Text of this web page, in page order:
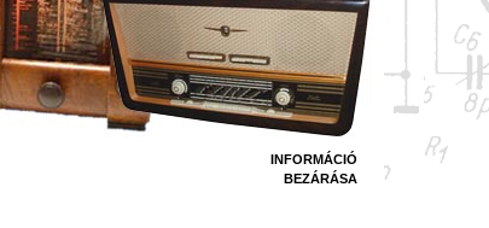
INFORMÁCIÓ
BEZÁRÁSA